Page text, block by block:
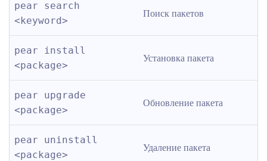
pear search
<keyword>
Поиск пакетов
pear install
<package>
Установка пакета
pear upgrade
<package>
Обновление пакета
pear uninstall
<package>
Удаление пакета